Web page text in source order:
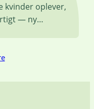
kvinder oplever,
— ny…